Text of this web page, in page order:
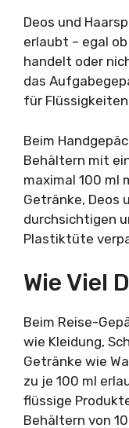
Deos und
erlaubt – egal
handelt oder
das
für
Beim
Behältern mit
maximal 100 ml
Getränke, Deos
durchsichtigen
Plastiktüte
Wie Viel
Beim Reise-
wie Kleidung,
Getränke wie
zu je 100 ml
flüssige
Behältern von